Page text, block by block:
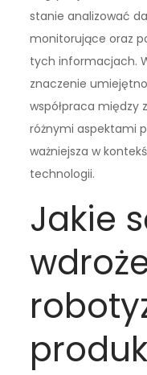
stanie analizować
monitorujące oraz
tych informacjach.
znaczenie
współpraca między
różnymi aspektami
ważniejsza w
technologii.
Jakie